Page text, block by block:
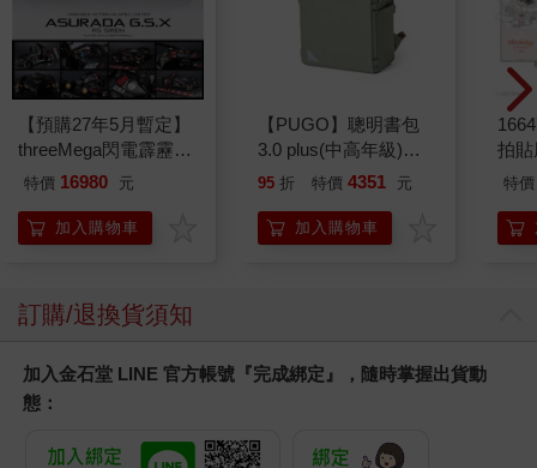
【預購27年5月暫定】
threeMega閃電霹靂車
VA Hi-SPEC UNITED
SIREN 黑色限定
特價 16980 元
加入購物車
【PUGO】聰明書包
3.0 plus(中高年級)沙
綠 全新進化玩美上市
95 折 特價 4351 元
加入購物車
拍
特價
訂購/退換貨須知
加入金石堂 LINE 官方帳號『完成綁定』，隨時掌握出貨動
態：